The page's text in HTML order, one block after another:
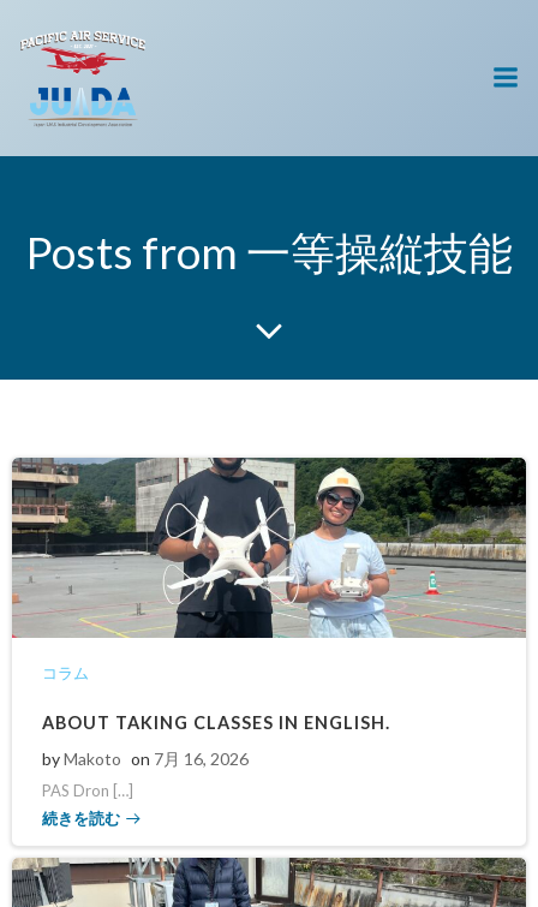
へ
Posts from 一等操縦技能
コラム
ABOUT TAKING CLASSES IN ENGLISH.
byMakoto on 7月 16, 2026
PAS Dron […]
続きを読む